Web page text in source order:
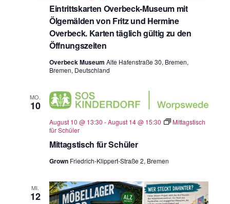
Eintrittskarten Overbeck-Museum mit
Ölgemälden von Fritz und Hermine
Overbeck. Karten täglich gültig zu den
Öffnungszeiten
Overbeck Museum Alte Hafenstraße 30, Bremen,
Bremen, Deutschland
MO.
10
Mittagstisch für Schüler
August 10 @ 13:30 -August 14 @ 15:30
Mittagstisch
für Schüler
Grown Friedrich-Klippert-Straße 2, Bremen
MI.
12